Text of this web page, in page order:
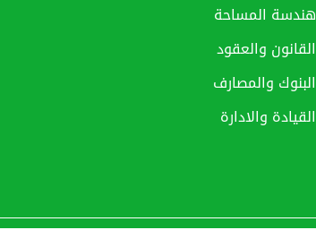
هندسة المساحة
القانون والعقود
البنوك والمصارف
القيادة والادارة